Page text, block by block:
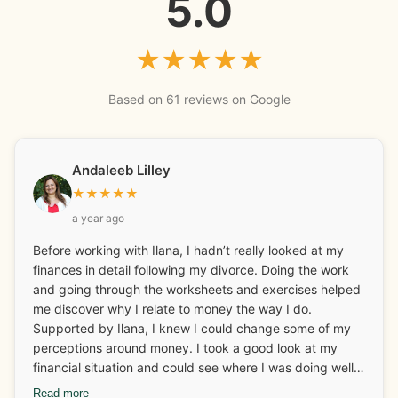
5.0
★★★★★
Based on 61 reviews on Google
Andaleeb Lilley
★★★★★
a year ago
Before working with Ilana, I hadn’t really looked at my
finances in detail following my divorce. Doing the work
and going through the worksheets and exercises helped
me discover why I relate to money the way I do.
Supported by Ilana, I knew I could change some of my
perceptions around money. I took a good look at my
financial situation and could see where I was doing well
and what I needed to look at and adjust. I really enjoyed
Read more